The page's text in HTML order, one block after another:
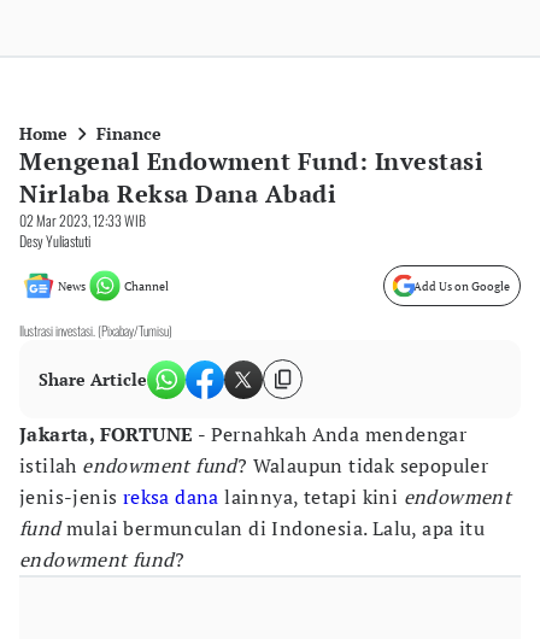
Home Finance
Mengenal Endowment Fund: Investasi
Nirlaba Reksa Dana Abadi
02 Mar 2023, 12:33 WIB
Desy Yuliastuti
News Channel Add Us on Google
Ilustrasi investasi. (Pixabay/Tumisu)
Share Article
Jakarta, FORTUNE - Pernahkah Anda mendengar
istilah endowment fund? Walaupun tidak sepopuler
jenis-jenis reksa dana lainnya, tetapi kini endowment
fundmulai bermunculan di Indonesia. Lalu, apa itu
endowment fund?